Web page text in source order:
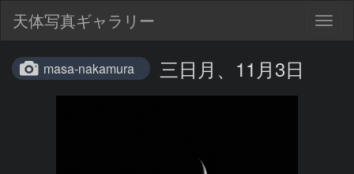
天体写真ギャラリー
masa-nakamura 三日月、11月3日